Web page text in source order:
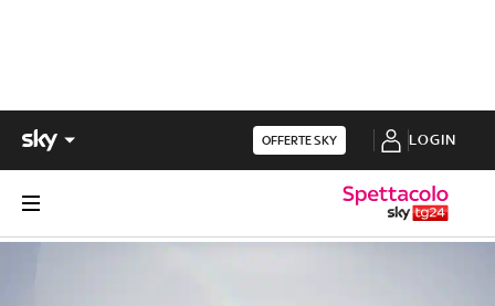
OFFERTE SKY LOGIN